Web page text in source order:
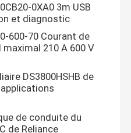
0XA0 3m USB
et diagnostic
600-70 Courant de
210 A 600 V
DS3800HSHB de
de conduite du
de Reliance